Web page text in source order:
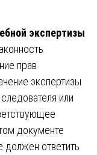
экспертизы
прав
экспертизы
или
документе
ответить